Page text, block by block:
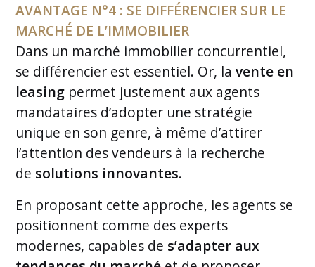
AVANTAGE N°4 : SE DIFFÉRENCIER SUR LE
MARCHÉ DE L’IMMOBILIER
Dans un marché immobilier concurrentiel,
se différencier est essentiel. Or, lavente en
leasing permet justement aux agents
mandataires d’adopter une stratégie
unique en son genre, à même d’attirer
l’attention des vendeurs à la recherche
de solutions innovantes.
En proposant cette approche, les agents se
positionnent comme des experts
modernes, capables de s’adapter aux